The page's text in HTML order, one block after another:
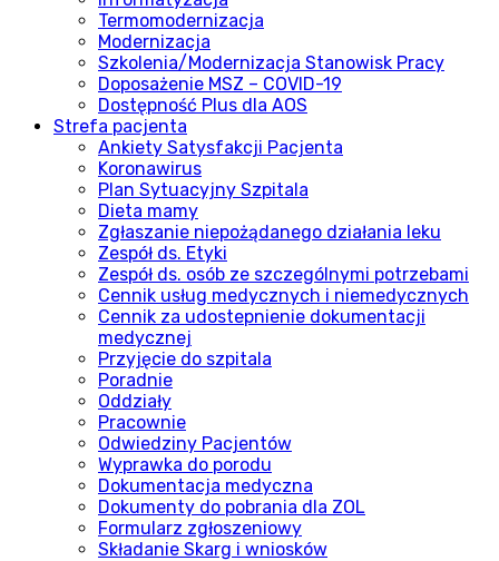
Termomodernizacja
Modernizacja
Szkolenia/Modernizacja Stanowisk Pracy
Doposażenie MSZ – COVID-19
Dostępność Plus dla AOS
Strefa pacjenta
Ankiety Satysfakcji Pacjenta
Koronawirus
Plan Sytuacyjny Szpitala
Dieta mamy
Zgłaszanie niepożądanego działania leku
Zespół ds. Etyki
Zespół ds. osób ze szczególnymi potrzebami
Cennik usług medycznych i niemedycznych
Cennik za udostepnienie dokumentacji
medycznej
Przyjęcie do szpitala
Poradnie
Oddziały
Pracownie
Odwiedziny Pacjentów
Wyprawka do porodu
Dokumentacja medyczna
Dokumenty do pobrania dla ZOL
Formularz zgłoszeniowy
Składanie Skarg i wniosków